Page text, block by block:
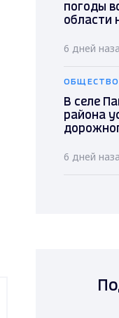
погоды
области
6 дней
ОБЩЕСТВО
В селе
района
6 дней